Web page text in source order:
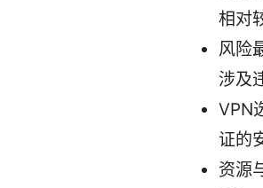
相对
风险
涉及
VPN
证的
资源